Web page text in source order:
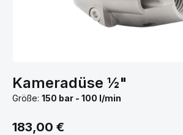
Kameradüse ½"
Größe: 150 bar - 100 l/min
Regulärer Preis:
183,00 €